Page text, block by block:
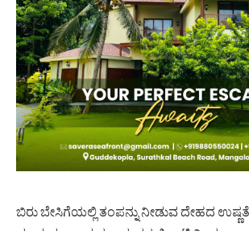
ಬಿರು‌ ಬೇಸಿಗೆಯಲ್ಲಿ ತಂಪನ್ನು ನೀಡುವ ದೇಹದ